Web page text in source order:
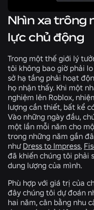
Nhìn xa trông
lực chủ động
Trong một thế giới lý
tôi không bao giờ phải
sở hạ tầng phải hoạt
họ nhận thấy. Khi một
nghiệm lên Roblox,
lượng cần thiết, bất kể
Vào những ngày đầu,
một lần mỗi năm cho
trong những năm gần
như Dress to Impress,
đã khiến chúng tôi phải
dung lượng của mình.
Phù hợp với giá trị của
đây chúng tôi dự đoán
hai năm, cân bằng nhu